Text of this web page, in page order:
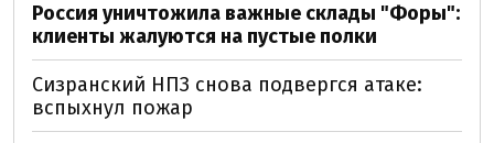
Россия уничтожила важные склады "Форы":
клиенты жалуются на пустые полки
Сизранский НПЗ снова подвергся атаке:
вспыхнул пожар